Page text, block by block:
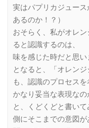
実はパプリカジュー
あるのか！？）
おそらく、私がオレ
ると認識するのは、
味を感じた時だと思い
となると、「オレン
も、認識のプロセスを
かなり妥当な表現なの
と、くどくどと書い
側にそこまでの意図が